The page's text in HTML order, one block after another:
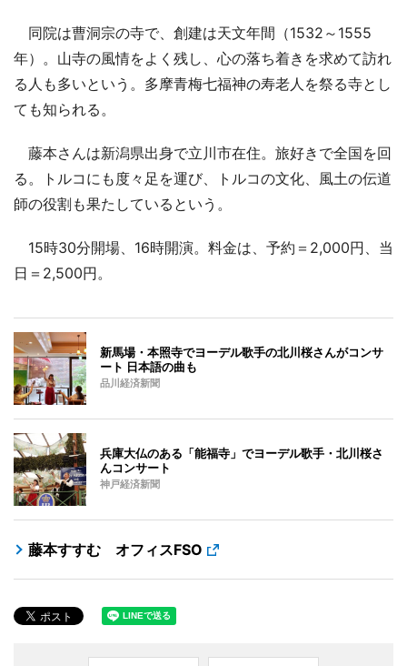
同院は曹洞宗の寺で、創建は天文年間（1532～1555
年）。山寺の風情をよく残し、心の落ち着きを求めて訪れ
る人も多いという。多摩青梅七福神の寿老人を祭る寺とし
ても知られる。
藤本さんは新潟県出身で立川市在住。旅好きで全国を回
る。トルコにも度々足を運び、トルコの文化、風土の伝道
師の役割も果たしているという。
15時30分開場、16時開演。料金は、予約＝2,000円、当
日＝2,500円。
新馬場・本照寺でヨーデル歌手の北川桜さんがコンサ
ート 日本語の曲も
品川経済新聞
兵庫大仏のある「能福寺」でヨーデル歌手・北川桜さ
んコンサート
神戸経済新聞
藤本すすむ オフィスFSO